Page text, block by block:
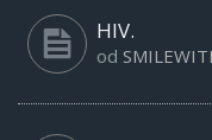
HIV.
od